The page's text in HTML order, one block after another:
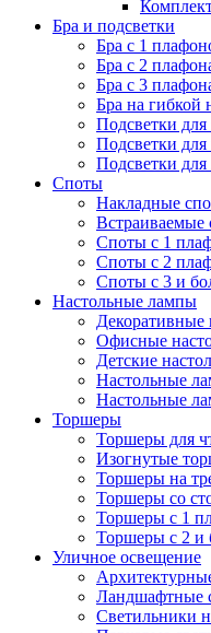
Бра и подсветки
Бра с 1
Бра с 2
Бра с 3
Бра на гибкой
Подсветки для
Подсветки для
Подсветки для
Споты
Накладные
Встраиваемые
Споты с 1
Споты с 2
Споты с 3 и
Настольные лампы
Декоративные
Офисные
Детские
Настольные
Настольные
Торшеры
Торшеры для
Изогнутые
Торшеры на
Торшеры со
Торшеры с 1
Торшеры с 2 и
Уличное освещение
Ландшафтные
Светильники